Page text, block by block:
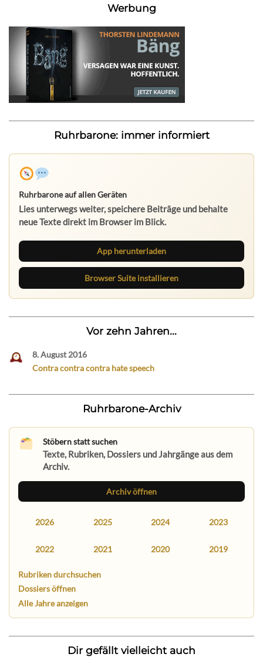
Werbung
Ruhrbarone: immer informiert
Ruhrbarone auf allen Geräten
Lies unterwegs weiter, speichere Beiträge und behalte
neue Texte direkt im Browser im Blick.
App herunterladen
Browser Suite installieren
Vor zehn Jahren...
8. August 2016
Contra contra contra hate speech
Ruhrbarone-Archiv
Stöbern statt suchen
Texte, Rubriken, Dossiers und Jahrgänge aus dem
Archiv.
Archiv öffnen
2026 2025 2024 2023
2022 2021 2020 2019
Rubriken durchsuchen
Dossiers öffnen
Alle Jahre anzeigen
Dir gefällt vielleicht auch